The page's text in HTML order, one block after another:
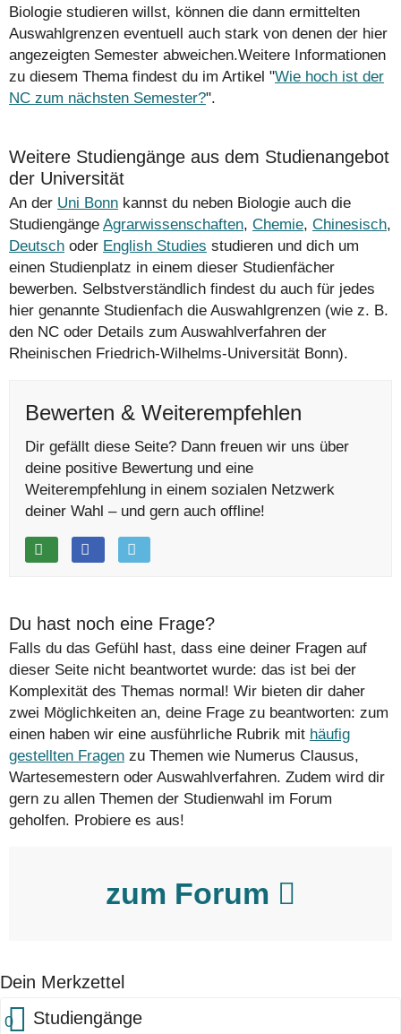
Biologie studieren willst, können die dann ermittelten
Auswahlgrenzen eventuell auch stark von denen der hier
angezeigten Semester abweichen.Weitere Informationen
zu diesem Thema findest du im Artikel "Wie hoch ist der
NC zum nächsten Semester?".
Weitere Studiengänge aus dem Studienangebot
der Universität
An der Uni Bonn kannst du neben Biologie auch die
Studiengänge Agrarwissenschaften, Chemie, Chinesisch,
Deutsch oder English Studies studieren und dich um
einen Studienplatz in einem dieser Studienfächer
bewerben. Selbstverständlich findest du auch für jedes
hier genannte Studienfach die Auswahlgrenzen (wie z. B.
den NC oder Details zum Auswahlverfahren der
Rheinischen Friedrich-Wilhelms-Universität Bonn).
Bewerten & Weiterempfehlen
Dir gefällt diese Seite? Dann freuen wir uns über
deine positive Bewertung und eine
Weiterempfehlung in einem sozialen Netzwerk
deiner Wahl – und gern auch offline!
Du hast noch eine Frage?
Falls du das Gefühl hast, dass eine deiner Fragen auf
dieser Seite nicht beantwortet wurde: das ist bei der
Komplexität des Themas normal! Wir bieten dir daher
zwei Möglichkeiten an, deine Frage zu beantworten: zum
einen haben wir eine ausführliche Rubrik mit häufig
gestellten Fragen zu Themen wie Numerus Clausus,
Wartesemestern oder Auswahlverfahren. Zudem wird dir
gern zu allen Themen der Studienwahl im Forum
geholfen. Probiere es aus!
zum Forum
Dein Merkzettel
0 Studiengänge